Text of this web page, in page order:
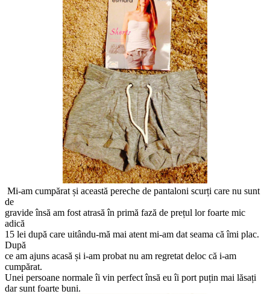
Mi-am cumpărat și această pereche de pantaloni scurți care nu sunt
de
gravide însă am fost atrasă în primă fază de prețul lor foarte mic
adică
15 lei după care uitându-mă mai atent mi-am dat seama că îmi plac.
După
ce am ajuns acasă și i-am probat nu am regretat deloc că i-am
cumpărat.
Unei persoane normale îi vin perfect însă eu îi port puțin mai lăsați
dar sunt foarte buni.